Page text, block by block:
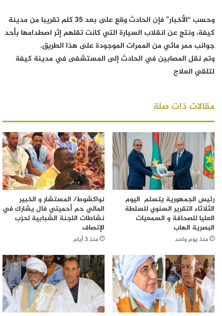
وحسب “الأخبار” فإن الحادث وقع على بعد 35 كلم تقريبا من مدينة
كيفة، ونتج عن انقلاب السيارة التي كانت تقلهم إثر اصطدامها بأحد
جوانب ممر مائي من الممرات الموجودة على هذا الطريق.
وتم نقل المصابين في الحادث إلى المستشفى في مدينة كيفة
لتلقي العلاج
مقالات ذات صلة
رئيس الجمهورية يتسلم اليوم
الثلاثاء التقرير السنوي للسلطة
العليا للصحافة و السمعيات
البصرية الهاب
منذ يوم واحد
نواكشوط/ المستشار و الخبير
المالي حم أحميتي فال يشارك في
نشاطات اللجنة الشبابية لحزب
الإنصاف
منذ 3 أيام